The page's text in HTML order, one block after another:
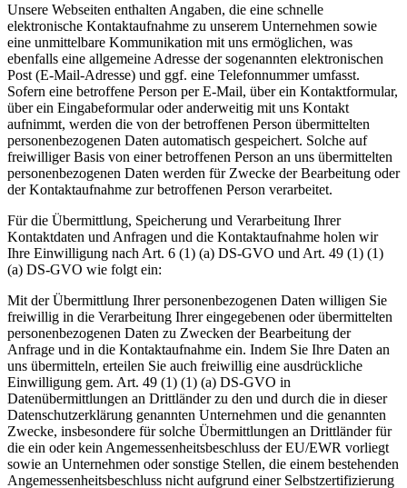
Unsere Webseiten enthalten Angaben, die eine schnelle
elektronische Kontaktaufnahme zu unserem Unternehmen sowie
eine unmittelbare Kommunikation mit uns ermöglichen, was
ebenfalls eine allgemeine Adresse der sogenannten elektronischen
Post (E-Mail-Adresse) und ggf. eine Telefonnummer umfasst.
Sofern eine betroffene Person per E-Mail, über ein Kontaktformular,
über ein Eingabeformular oder anderweitig mit uns Kontakt
aufnimmt, werden die von der betroffenen Person übermittelten
personenbezogenen Daten automatisch gespeichert. Solche auf
freiwilliger Basis von einer betroffenen Person an uns übermittelten
personenbezogenen Daten werden für Zwecke der Bearbeitung oder
der Kontaktaufnahme zur betroffenen Person verarbeitet.
Für die Übermittlung, Speicherung und Verarbeitung Ihrer
Kontaktdaten und Anfragen und die Kontaktaufnahme holen wir
Ihre Einwilligung nach Art. 6 (1) (a) DS-GVO und Art. 49 (1) (1)
(a) DS-GVO wie folgt ein:
Mit der Übermittlung Ihrer personenbezogenen Daten willigen Sie
freiwillig in die Verarbeitung Ihrer eingegebenen oder übermittelten
personenbezogenen Daten zu Zwecken der Bearbeitung der
Anfrage und in die Kontaktaufnahme ein. Indem Sie Ihre Daten an
uns übermitteln, erteilen Sie auch freiwillig eine ausdrückliche
Einwilligung gem. Art. 49 (1) (1) (a) DS-GVO in
Datenübermittlungen an Drittländer zu den und durch die in dieser
Datenschutzerklärung genannten Unternehmen und die genannten
Zwecke, insbesondere für solche Übermittlungen an Drittländer für
die ein oder kein Angemessenheitsbeschluss der EU/EWR vorliegt
sowie an Unternehmen oder sonstige Stellen, die einem bestehenden
Angemessenheitsbeschluss nicht aufgrund einer Selbstzertifizierung